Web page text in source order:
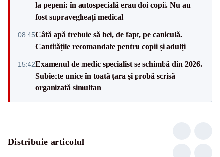
la pepeni: în autospecială erau doi copii. Nu au
fost supravegheați medical
08:45Câtă apă trebuie să bei, de fapt, pe caniculă.
Cantitățile recomandate pentru copii și adulți
15:42Examenul de medic specialist se schimbă din 2026.
Subiecte unice în toată țara și probă scrisă
organizată simultan
Distribuie articolul